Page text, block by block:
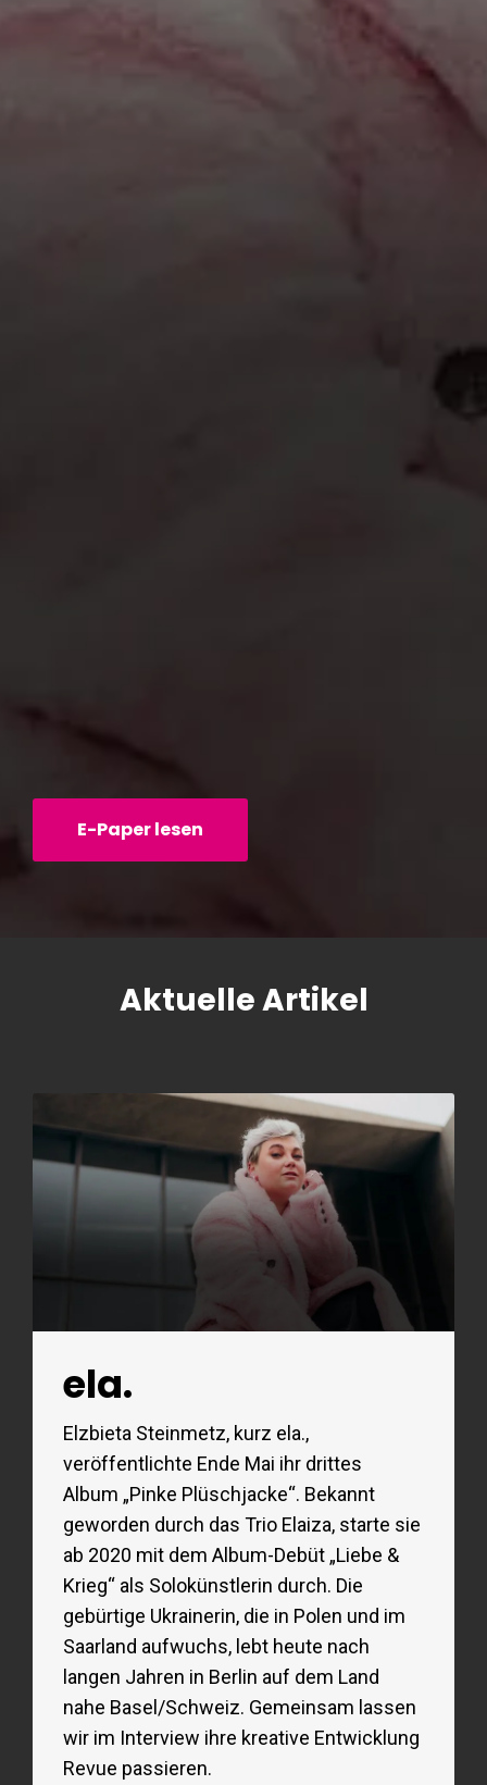
E-Paper lesen
Aktuelle Artikel
ela.
Elzbieta Steinmetz, kurz ela.,
veröffentlichte Ende Mai ihr drittes
Album „Pinke Plüschjacke“. Bekannt
geworden durch das Trio Elaiza, starte sie
ab 2020 mit dem Album-Debüt „Liebe &
Krieg“ als Solokünstlerin durch. Die
gebürtige Ukrainerin, die in Polen und im
Saarland aufwuchs, lebt heute nach
langen Jahren in Berlin auf dem Land
nahe Basel/Schweiz. Gemeinsam lassen
wir im Interview ihre kreative Entwicklung
Revue passieren.